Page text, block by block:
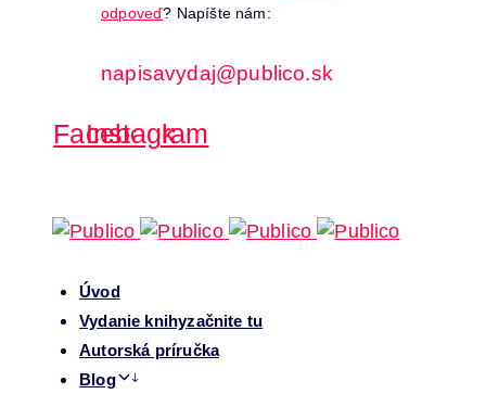
odpoveď? Napíšte nám:
napisavydaj@publico.sk
Facebook
Instagram
Úvod
Vydanie knihyzačnite tu
Autorská príručka
Blog